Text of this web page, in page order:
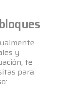
y
te
para